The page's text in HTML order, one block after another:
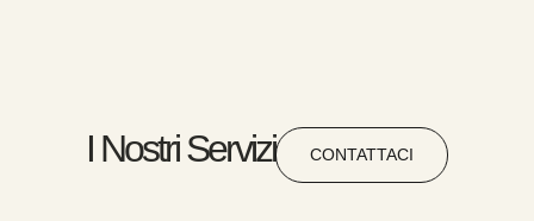
I Nostri Servizi CONTATTACI